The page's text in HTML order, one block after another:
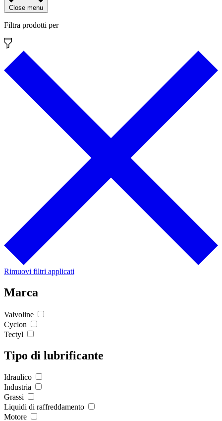
Close menu
Filtra prodotti per
Rimuovi filtri applicati
Marca
Valvoline
Cyclon
Tectyl
Tipo di lubrificante
Idraulico
Industria
Grassi
Liquidi di raffreddamento
Motore